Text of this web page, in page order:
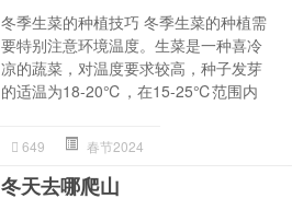
冬季生菜的种植技巧 冬季生菜的种植需
要特别注意环境温度。生菜是一种喜冷
凉的蔬菜，对温度要求较高，种子发芽
的适温为18-20℃，在15-25℃范围内
649 春节2024
冬天去哪爬山